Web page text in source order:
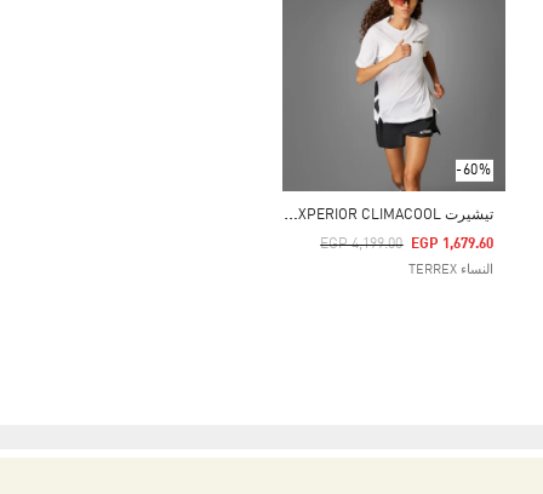
-60%
ت
يشيرت TERREX XPERIOR CLIMACOOL+
Price Reduced From
EGP 4,199.00
To EGP 1,679.60
النساء TERREX